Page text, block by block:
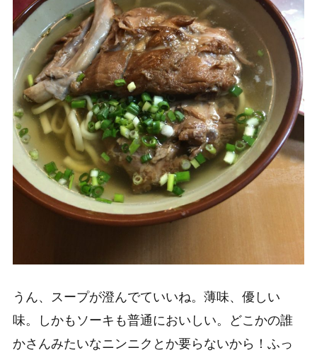
うん、スープが澄んでていいね。薄味、優しい
味。しかもソーキも普通においしい。どこかの誰
かさんみたいなニンニクとか要らないから！ふっ